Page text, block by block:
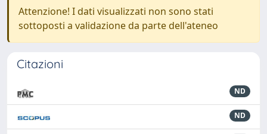
Attenzione! I dati visualizzati non sono stati
sottoposti a validazione da parte dell'ateneo
Citazioni
ND
ND